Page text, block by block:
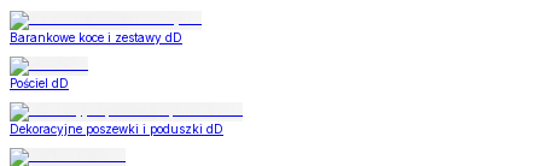
Barankowe koce i zestawy dD
Pościel dD
Dekoracyjne poszewki i poduszki dD